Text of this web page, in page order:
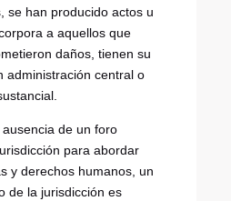
se han producido actos u
a aquellos que
daños, tienen su
administración central o
de un foro
para abordar
y derechos humanos, un
de la jurisdicción es